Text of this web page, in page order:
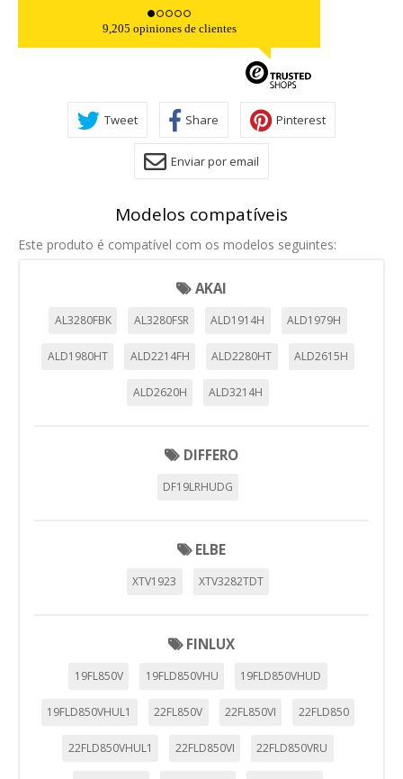
9,205 opiniones de clientes
Tweet Share Pinterest
Enviar por email
Modelos compatíveis
Este produto é compatível com os modelos seguintes:
AKAI
AL3280FBK AL3280FSR ALD1914H ALD1979H
ALD1980HT ALD2214FH ALD2280HT ALD2615H
ALD2620H ALD3214H
DIFFERO
DF19LRHUDG
ELBE
XTV1923 XTV3282TDT
FINLUX
19FL850V 19FLD850VHU 19FLD850VHUD
19FLD850VHUL1 22FL850V 22FL850VI 22FLD850
22FLD850VHUL1 22FLD850VI 22FLD850VRU